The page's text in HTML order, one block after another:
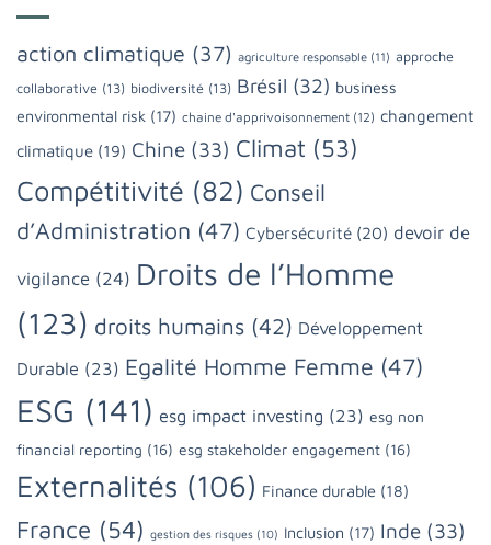
action climatique (37) agriculture responsable (11) approche
collaborative (13) biodiversité (13) Brésil (32) business
environmental risk (17) chaine d'apprivoisonnement (12) changement
climatique (19) Chine (33) Climat (53)
Compétitivité (82) Conseil
d’Administration (47) Cybersécurité (20) devoir de
vigilance (24) Droits de l’Homme
(123) droits humains (42) Développement
Durable (23) Egalité Homme Femme (47)
ESG (141) esg impact investing (23) esg non
financial reporting (16) esg stakeholder engagement (16)
Externalités (106) Finance durable (18)
France (54) gestion des risques (10) Inclusion (17) Inde (33)